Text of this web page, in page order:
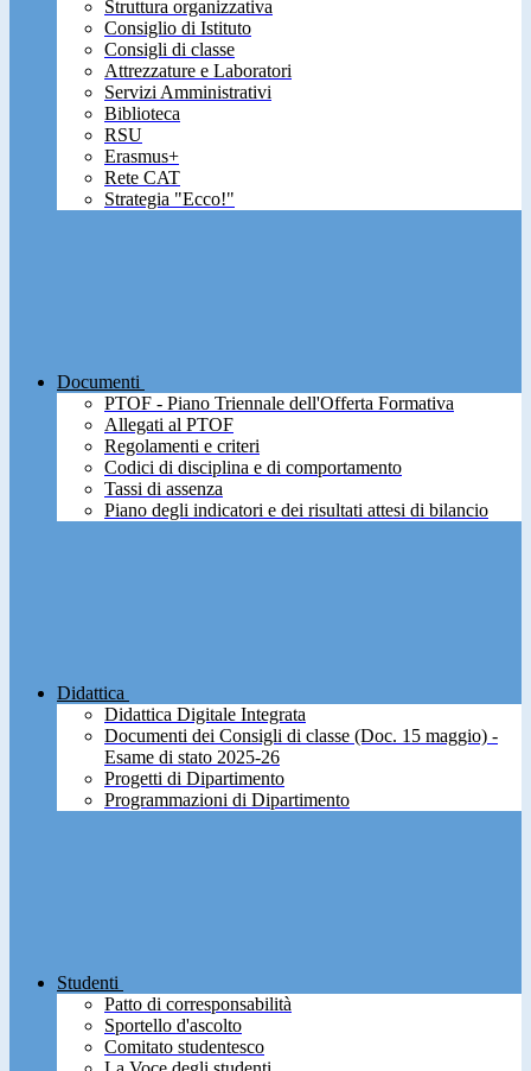
Struttura organizzativa
Consiglio di Istituto
Consigli di classe
Attrezzature e Laboratori
Servizi Amministrativi
Biblioteca
RSU
Erasmus+
Rete CAT
Strategia "Ecco!"
Documenti
PTOF - Piano Triennale dell'Offerta Formativa
Allegati al PTOF
Regolamenti e criteri
Codici di disciplina e di comportamento
Tassi di assenza
Piano degli indicatori e dei risultati attesi di bilancio
Didattica
Didattica Digitale Integrata
Documenti dei Consigli di classe (Doc. 15 maggio) -
Esame di stato 2025-26
Progetti di Dipartimento
Programmazioni di Dipartimento
Studenti
Patto di corresponsabilità
Sportello d'ascolto
Comitato studentesco